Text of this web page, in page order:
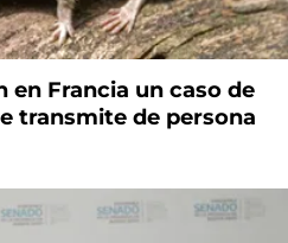
en Francia un caso de
transmite de persona